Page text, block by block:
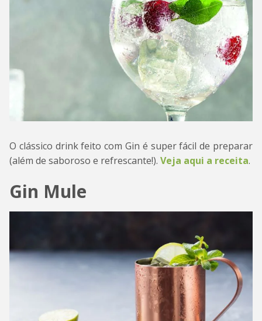
O clássico drink feito com Gin é super fácil de preparar
(além de saboroso e refrescante!). Veja aqui a receita.
Gin Mule